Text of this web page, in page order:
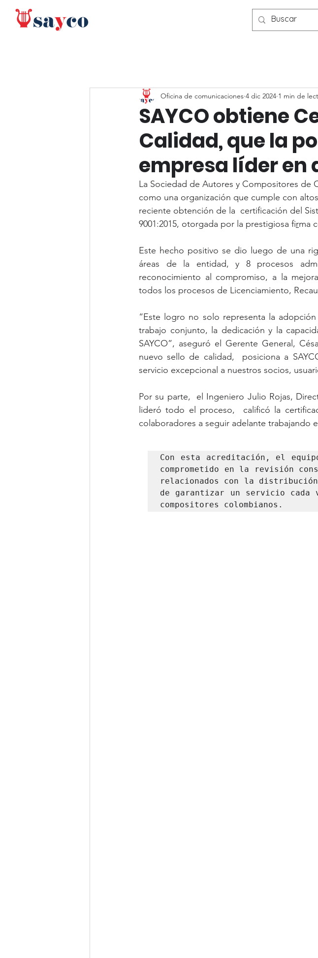
SAYCO obtiene
Calidad, que la
empresa líder en
Oficina de comunicaciones 4 dic 2024 1 min de
La Sociedad de Autores y Compositores de
como una organización que cumple con
reciente obtención de la  certificación del
9001:2015, otorgada por la prestigiosa firma
Este hecho positivo se dio luego de una
áreas de la entidad, y 8 procesos
reconocimiento al compromiso, a la
todos los procesos de Licenciamiento,
“Este logro no solo representa la
trabajo conjunto, la dedicación y la
SAYCO”, aseguró el Gerente General,
nuevo sello de calidad,  posiciona a
servicio excepcional a nuestros socios,
Por su parte,  el Ingeniero Julio Rojas,
lideró todo el proceso,  calificó la
colaboradores a seguir adelante trabajando
Con esta acreditación, el
comprometido en la revisión
relacionados con la
de garantizar un servicio cada
compositores colombianos.